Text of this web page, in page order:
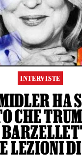
INTERVISTE
HA
CHE
LEZIONI